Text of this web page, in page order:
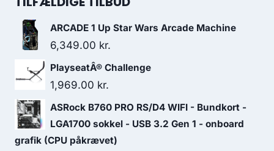
ARCADE 1 Up Star Wars Arcade Machine
6,349.00 kr.
PlayseatÂ® Challenge
1,969.00 kr.
ASRock B760 PRO RS/D4 WIFI - Bundkort -
LGA1700 sokkel - USB 3.2 Gen 1 - onboard
grafik (CPU påkrævet)